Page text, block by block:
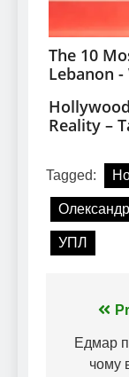
Tagged:
УПЛ
Едмар
чому